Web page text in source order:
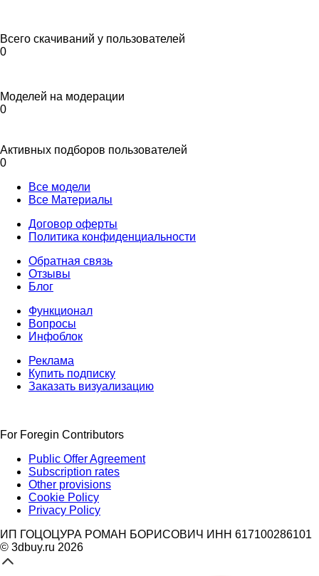
Всего скачиваний у пользователей
0
Моделей на модерации
0
Активных подборов пользователей
0
Все модели
Все Материалы
Договор оферты
Политика конфиденциальности
Обратная связь
Отзывы
Блог
Функционал
Вопросы
Инфоблок
Реклама
Купить подписку
Заказать визуализацию
For Foregin Contributors
Public Offer Agreement
Subscription rates
Other provisions
Cookie Policy
Privacy Policy
ИП ГОЦОЦУРА РОМАН БОРИСОВИЧ ИНН 617100286101
© 3dbuy.ru 2026